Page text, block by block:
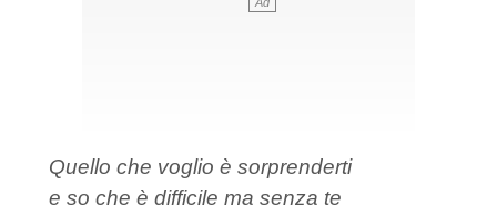
Quello che voglio è sorprenderti
e so che è difficile ma senza te